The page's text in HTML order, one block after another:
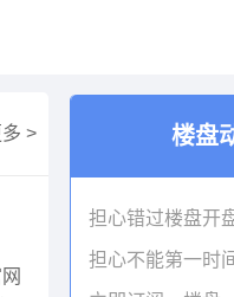
> 楼盘
担心错过楼盘开
担心不能第一时